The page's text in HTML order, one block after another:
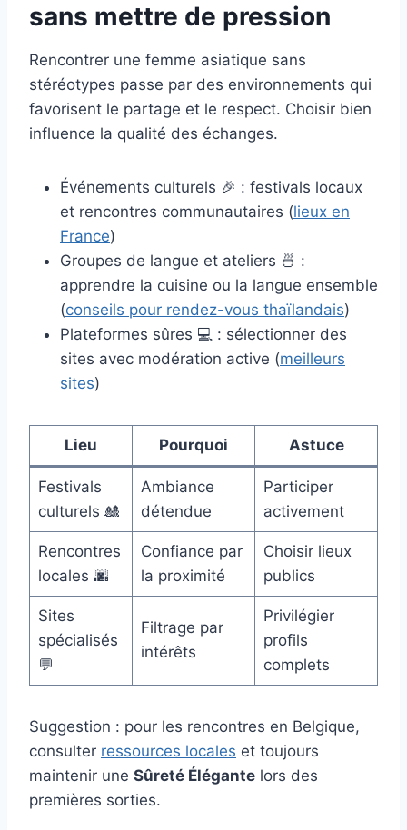
sans mettre de pression
Rencontrer une femme asiatique sans
stéréotypes passe par des environnements qui
favorisent le partage et le respect. Choisir bien
influence la qualité des échanges.
Événements culturels 🎉 : festivals locaux
et rencontres communautaires (lieux en
France)
Groupes de langue et ateliers 🍜 :
apprendre la cuisine ou la langue ensemble
(conseils pour rendez-vous thaïlandais)
Plateformes sûres 💻 : sélectionner des
sites avec modération active (meilleurs
sites)
Lieu Pourquoi Astuce
Festivals
culturels 🎎
Ambiance
détendue
Participer
activement
Rencontres
locales 🌆
Confiance par
la proximité
Choisir lieux
publics
Sites
spécialisés
💬
Filtrage par
intérêts
Privilégier
profils
complets
Suggestion : pour les rencontres en Belgique,
consulter ressources locales et toujours
maintenir une Sûreté Élégante lors des
premières sorties.